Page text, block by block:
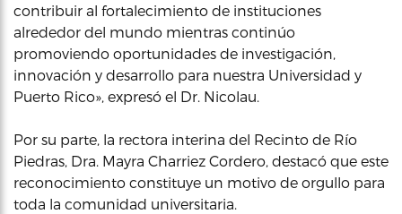
contribuir al fortalecimiento de instituciones
alrededor del mundo mientras continúo
promoviendo oportunidades de investigación,
innovación y desarrollo para nuestra Universidad y
Puerto Rico», expresó el Dr. Nicolau.
Por su parte, la rectora interina del Recinto de Río
Piedras, Dra. Mayra Charriez Cordero, destacó que este
reconocimiento constituye un motivo de orgullo para
toda la comunidad universitaria.